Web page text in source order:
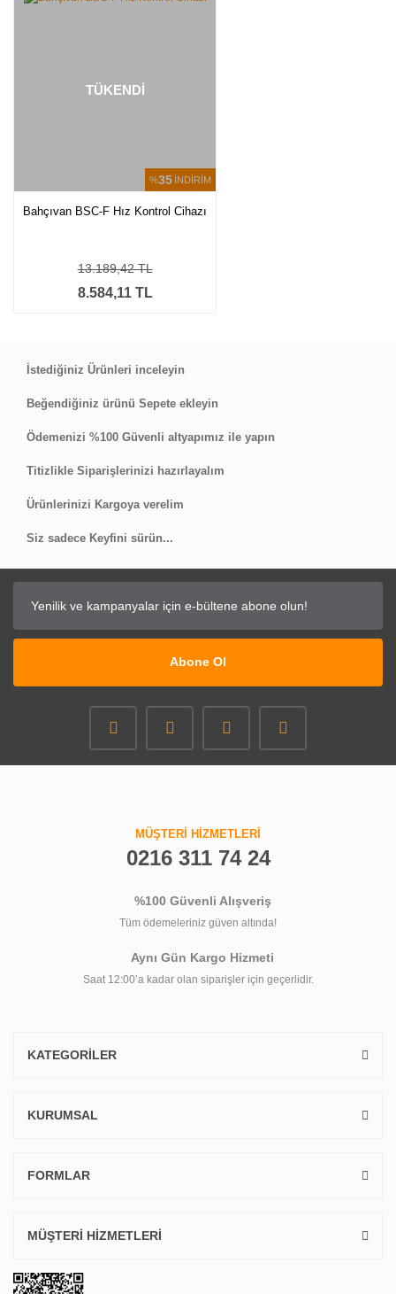
%35 İNDİRİM
TÜKENDİ
Bahçıvan BSC-F Hız Kontrol Cihazı
8.584,11 TL
13.189,42 TL
İstediğiniz Ürünleri inceleyin
Beğendiğiniz ürünü Sepete ekleyin
Ödemenizi %100 Güvenli altyapımız ile yapın
Titizlikle Siparişlerinizi hazırlayalım
Ürünlerinizi Kargoya verelim
Siz sadece Keyfini sürün...
Abone Ol
MÜŞTERİ HİZMETLERİ
0216 311 74 24
%100 Güvenli Alışveriş
Tüm ödemeleriniz güven altında!
Aynı Gün Kargo Hizmeti
Saat 12:00’a kadar olan siparişler için geçerlidir.
KATEGORİLER
KURUMSAL
FORMLAR
MÜŞTERİ HİZMETLERİ